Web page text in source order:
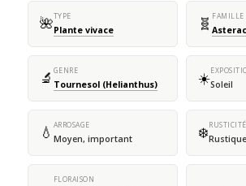
🌺TYPE
Plante vivace 🧬 FAMILLE
🔬 GENRE
Tournesol (Helianthus) ☀️Soleil
💧 ARROSAGE
Moyen, important ❄️RUSTICITÉ
Rustique
FLORAISON